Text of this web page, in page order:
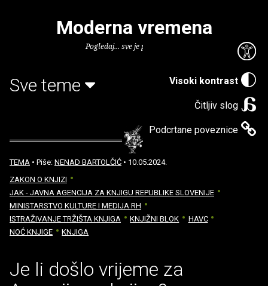
Visoki kontrast
Čitljiv slog
Podcrtane poveznice
Moderna vremena
Pogledaj... sve je puno knjiga.
Sve teme
TEMA • Piše: NENAD BARTOLČIĆ • 10.05.2024.
ZAKON O KNJIZI
JAK - JAVNA AGENCIJA ZA KNJIGU REPUBLIKE SLOVENIJE
MINISTARSTVO KULTURE I MEDIJA RH
ISTRAŽIVANJE TRŽIŠTA KNJIGA
KNJIŽNI BLOK
HAVC
NOĆ KNJIGE
KNJIGA
Je li došlo vrijeme za